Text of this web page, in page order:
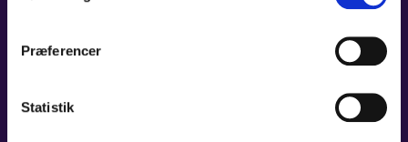
Præferencer
Statistik